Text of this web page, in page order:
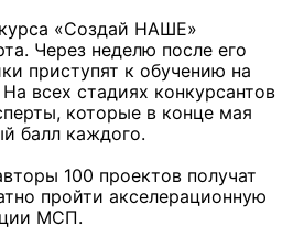
«Создай НАШЕ»
Через неделю после его
приступят к обучению на
всех стадиях конкурсантов
которые в конце мая
балл каждого.
100 проектов получат
пройти акселерационную
МСП.